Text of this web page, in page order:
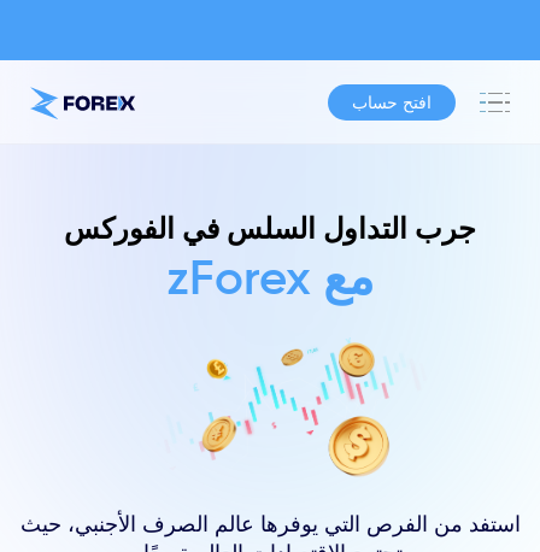
افتح حساب
جرب التداول السلس في الفوركس
مع zForex
استفد من الفرص التي يوفرها عالم الصرف الأجنبي، حيث